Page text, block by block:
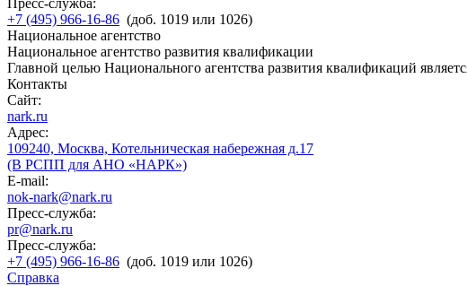
Пресс-служба:
+7 (495) 966-16-86 (доб. 1019 или 1026)
Национальное агентство
Национальное агентство развития квалификации
Главной целью Национального агентства развития квалификаций
Контакты
Сайт:
nark.ru
Адрес:
109240, Москва, Котельническая набережная д.17
(В РСПП для АНО «НАРК»)
E-mail:
nok-nark@nark.ru
Пресс-служба:
pr@nark.ru
Пресс-служба:
+7 (495) 966-16-86 (доб. 1019 или 1026)
Справка